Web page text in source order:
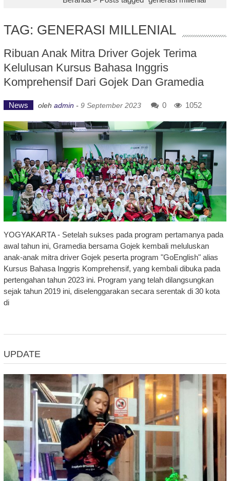
TAG: GENERASI MILLENIAL
Ribuan Anak Mitra Driver Gojek Terima
Kelulusan Kursus Bahasa Inggris
Komprehensif Dari Gojek Dan Gramedia
News oleh admin - 9 September 2023 0 1052
YOGYAKARTA - Setelah sukses pada program pertamanya pada
awal tahun ini, Gramedia bersama Gojek kembali meluluskan
anak-anak mitra driver Gojek peserta program "GoEnglish" alias
Kursus Bahasa Inggris Komprehensif, yang kembali dibuka pada
pertengahan tahun 2023 ini. Program yang telah dilangsungkan
sejak tahun 2019 ini, diselenggarakan secara serentak di 30 kota
di
UPDATE